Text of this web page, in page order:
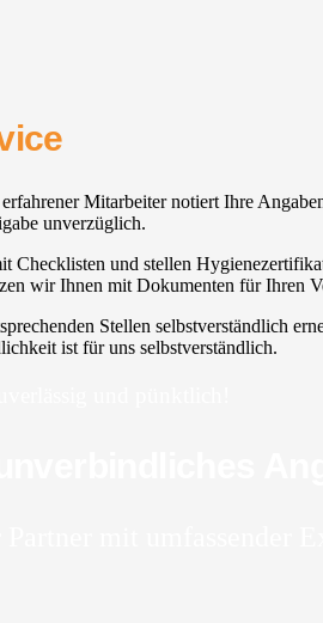
Mitarbeiter notiert Ihre
unverzüglich.
und stellen
wir Ihnen mit Dokumenten für Ihren
Stellen selbstverständlich
ist für uns selbstverständlich.